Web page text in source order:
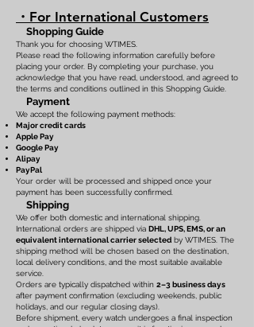
・For International Customers
Shopping Guide
Thank you for choosing WTIMES.
Please read the following information carefully before
placing your order. By completing your purchase, you
acknowledge that you have read, understood, and agreed to
the terms and conditions outlined in this Shopping Guide.
Payment
We accept the following payment methods:
Major credit cards
Apple Pay
Google Pay
Alipay
PayPal
Your order will be processed and shipped once your
payment has been successfully confirmed.
Shipping
We offer both domestic and international shipping.
International orders are shipped via DHL, UPS, EMS, or an
equivalent international carrier selected by WTIMES. The
shipping method will be chosen based on the destination,
local delivery conditions, and the most suitable available
service.
Orders are typically dispatched within 2–3 business days
after payment confirmation (excluding weekends, public
holidays, and our regular closing days).
Before shipment, every watch undergoes a final inspection